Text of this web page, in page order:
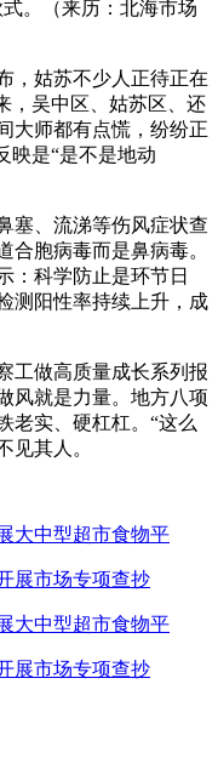
。（来历：北海市场
姑苏不少人正待正在
，吴中区、姑苏区、还
大师都有点慌，纷纷正
映是“是不是地动
、流涕等伤风症状查
合胞病毒而是鼻病毒。
：科学防止是环节日
测阳性率持续上升，成
做高质量成长系列报
风就是力量。地方八项
老实、硬杠杠。“这么
见其人。
大中型超市食物平
展市场专项查抄
大中型超市食物平
展市场专项查抄